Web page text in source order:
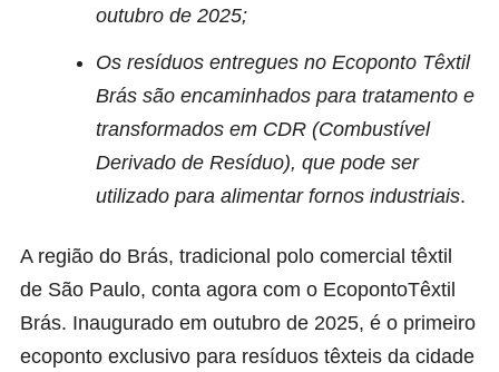
outubro de 2025;
Os resíduos entregues no Ecoponto Têxtil
Brás são encaminhados para tratamento e
transformados em CDR (Combustível
Derivado de Resíduo), que pode ser
utilizado para alimentar fornos industriais.
A região do Brás, tradicional polo comercial têxtil
de São Paulo, conta agora com o EcopontoTêxtil
Brás. Inaugurado em outubro de 2025, é o primeiro
ecoponto exclusivo para resíduos têxteis da cidade